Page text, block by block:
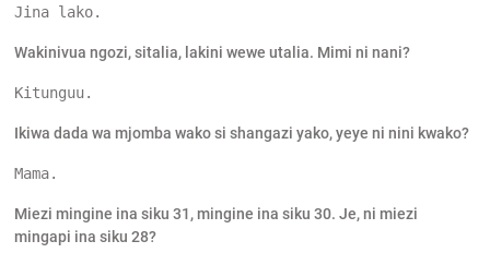
Jina lako.
Wakinivua ngozi, sitalia, lakini wewe utalia. Mimi ni nani?
Kitunguu.
Ikiwa dada wa mjomba wako si shangazi yako, yeye ni nini kwako?
Mama.
Miezi mingine ina siku 31, mingine ina siku 30. Je, ni miezi
mingapi ina siku 28?